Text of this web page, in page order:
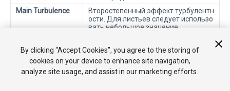
Main Turbulence
Второстепенный эффект турбулентн
ости. Для листьев следует использо
вать небольшое значение.
ости ветра вдоль краёв листьев.
By clicking “Accept Cookies”, you agree to the storing of
cookies on your device to enhance site navigation,
analyze site usage, and assist in our marketing efforts.